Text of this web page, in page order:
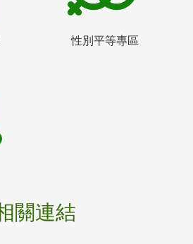
性別平等專區
關連結